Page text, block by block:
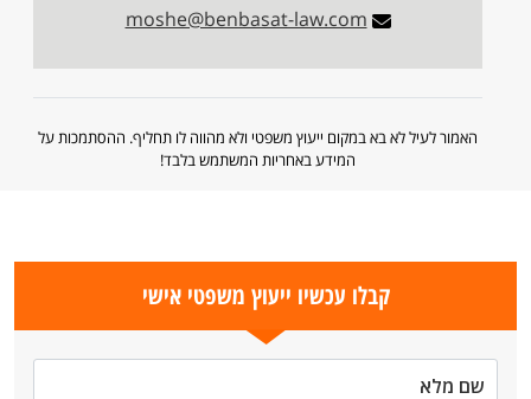
moshe@benbasat-law.com
האמור לעיל לא בא במקום ייעוץ משפטי ולא מהווה לו תחליף. ההסתמכות על
המידע באחריות המשתמש בלבד!
קבלו עכשיו ייעוץ משפטי אישי